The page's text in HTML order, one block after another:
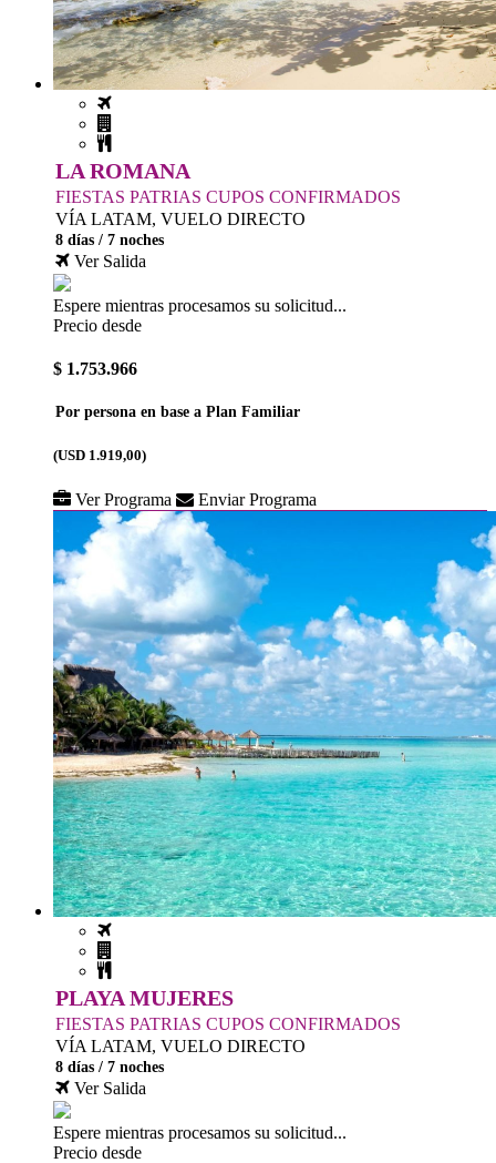
LA ROMANA
FIESTAS PATRIAS CUPOS CONFIRMADOS
VÍA LATAM, VUELO DIRECTO
8 días / 7 noches
Ver Salida
Espere mientras procesamos su solicitud...
Precio desde
$ 1.753.966
Por persona en base a Plan Familiar
(USD 1.919,00)
Ver Programa Enviar Programa
PLAYA MUJERES
FIESTAS PATRIAS CUPOS CONFIRMADOS
VÍA LATAM, VUELO DIRECTO
8 días / 7 noches
Ver Salida
Espere mientras procesamos su solicitud...
Precio desde